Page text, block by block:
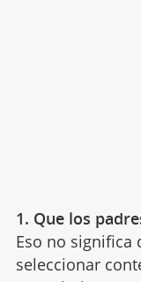
1. Que los
Eso no significa
seleccionar